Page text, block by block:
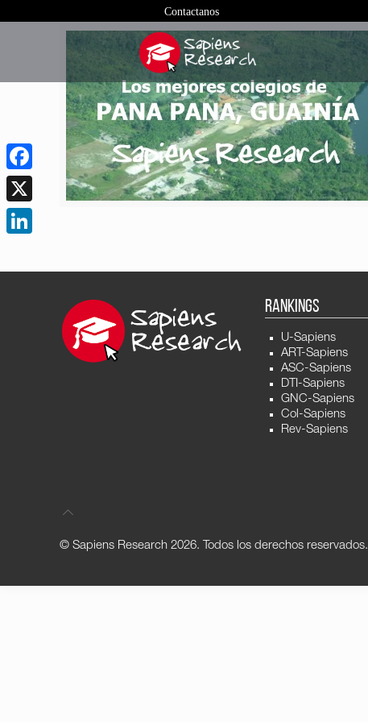
Contactanos
RANKINGS
U-Sapiens
ART-Sapiens
ASC-Sapiens
DTI-Sapiens
GNC-Sapiens
Col-Sapiens
Rev-Sapiens
© Sapiens Research2026. Todos los derechos reservados.
Facebook
X